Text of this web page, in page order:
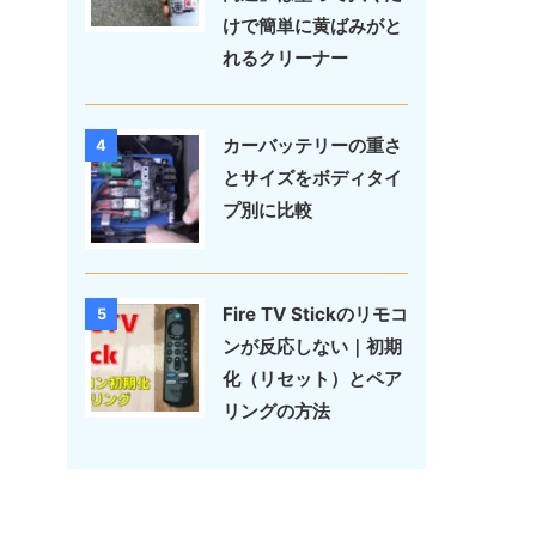
けで簡単に黄ばみがと
れるクリーナー
4
カーバッテリーの重さ
とサイズをボディタイ
プ別に比較
5
Fire TV Stickのリモコ
ンが反応しない｜初期
化（リセット）とペア
リングの方法